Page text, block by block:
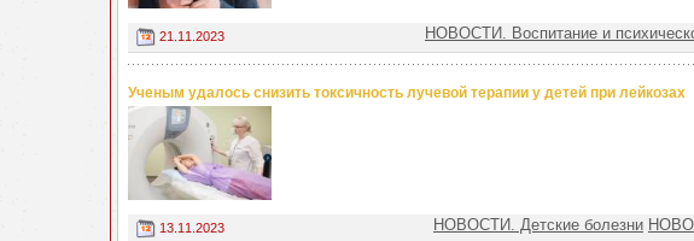
21.11.2023 НОВОСТИ. Воспитание и
Ученым удалось снизить токсичность лучевой терапии у детей при лейкозах
13.11.2023 НОВОСТИ. Детские болезни